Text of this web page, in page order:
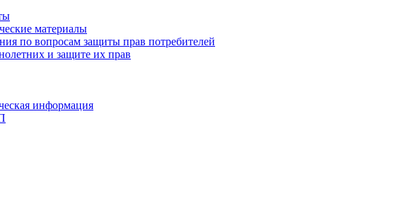
материалы
по вопросам защиты прав потребителей
и защите их прав
информация